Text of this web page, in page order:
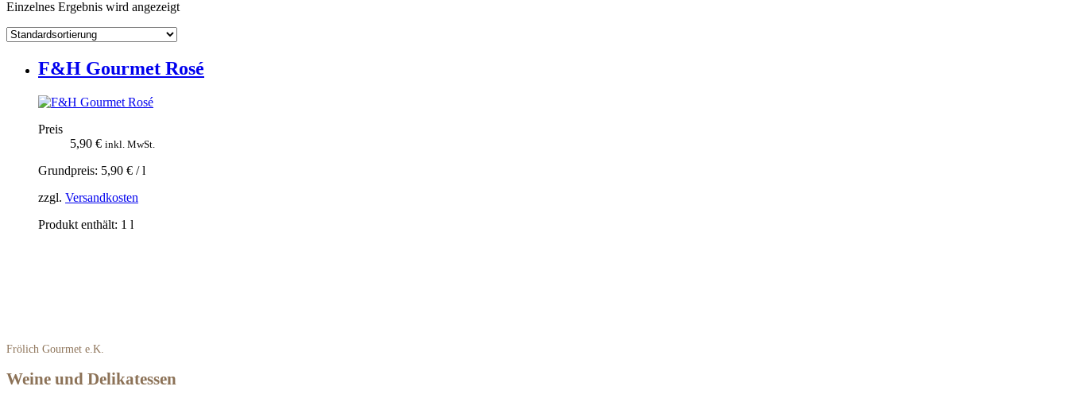
Einzelnes Ergebnis wird angezeigt
F&H Gourmet Rosé
Preis
5,90 € inkl. MwSt.
Grundpreis: 5,90 € /l
zzgl. Versandkosten
Produkt enthält: 1 l
Frölich Gourmet e.K.
Weine und Delikatessen